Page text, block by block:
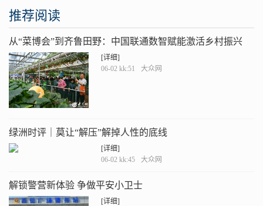
推荐阅读
从“菜博会”到齐鲁田野：中国联通数智赋能激活乡村振兴
“一池春水”
[详细]
06-02 kk:51
大众网
绿洲时评｜莫让“解压”解掉人性的底线
[详细]
06-02 kk:45
大众网
解锁警营新体验 争做平安小卫士
[详细]